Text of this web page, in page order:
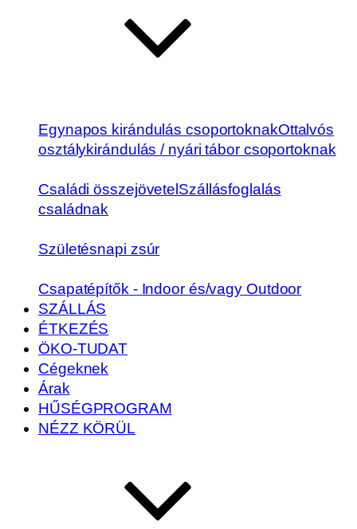
Egynapos kirándulás csoportoknakOttalvós
osztálykirándulás / nyári tábor csoportoknak
Családi összejövetelSzállásfoglalás
családnak
Születésnapi zsúr
Csapatépítők - Indoor és/vagy Outdoor
SZÁLLÁS
ÉTKEZÉS
ÖKO-TUDAT
Cégeknek
Árak
HŰSÉGPROGRAM
NÉZZ KÖRÜL